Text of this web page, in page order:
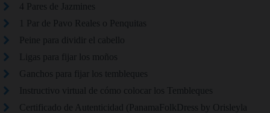
4 Pares de Jazmines
1 Par de Pavo Reales o Penquitas
Peine para dividir el cabello
Ligas para fijar los moños
Ganchos para fijar los tembleques
Instructivo virtual de cómo colocar los Tembleques
Certificado de Autenticidad (PanamaFolkDress by Orisleyla